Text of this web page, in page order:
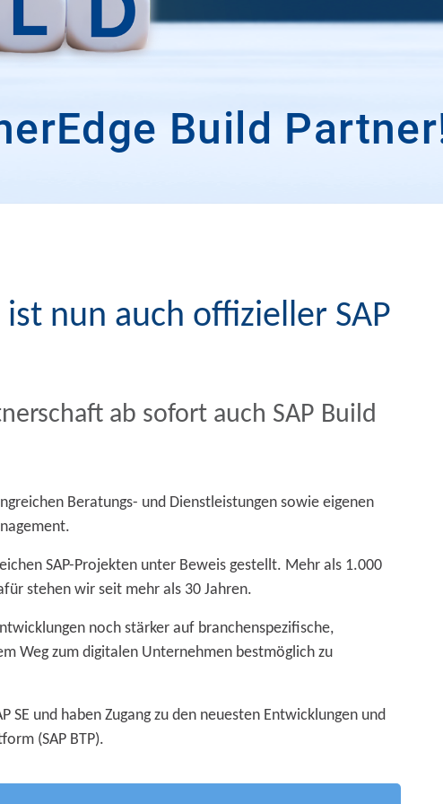
Build
nun auch offizieller SAP
ab sofort auch SAP Build
Beratungs- und Dienstleistungen sowie eigenen
SAP-Projekten unter Beweis gestellt. Mehr als 1.000
stehen wir seit mehr als 30 Jahren.
noch stärker auf branchenspezifische,
Weg zum digitalen Unternehmen bestmöglich zu
und haben Zugang zu den neuesten Entwicklungen und
(SAP BTP).